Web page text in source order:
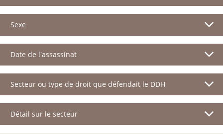
Sexe
Date de l'assassinat
Secteur ou type de droit que défendait le DDH
Détail sur le secteur